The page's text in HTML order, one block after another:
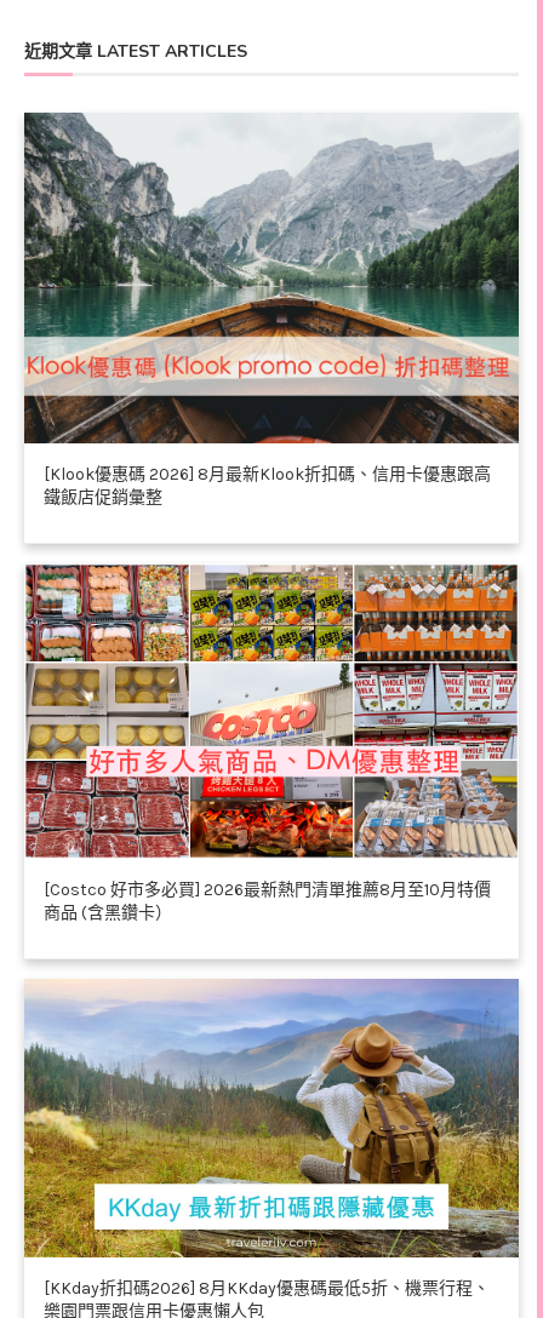
近期文章 LATEST ARTICLES
[Klook優惠碼 2026] 8月最新Klook折扣碼、信用卡優惠跟高
鐵飯店促銷彙整
[Costco 好市多必買] 2026最新熱門清單推薦8月至10月特價
商品 (含黑鑽卡）
[KKday折扣碼2026] 8月KKday優惠碼最低5折、機票行程、
樂園門票跟信用卡優惠懶人包